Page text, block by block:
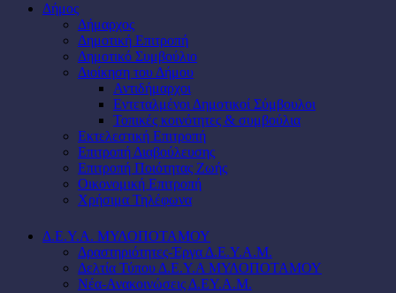
Δήμος
Δήμαρχος
Δημοτική Επιτροπή
Δημοτικό Συμβούλιο
Διοίκηση του Δήμου
Αντιδήμαρχοι
Εντεταλμένοι Δημοτικοί Σύμβουλοι
Τοπικές κοινότητες & συμβούλια
Εκτελεστική Επιτροπή
Επιτροπή Διαβούλευσης
Επιτροπή Ποιότητας Ζωής
Οικονομική Επιτροπή
Χρήσιμα Τηλέφωνα
Δ.Ε.Υ.Α. ΜΥΛΟΠΟΤΑΜΟΥ
Δραστηριότητες-Έργα Δ.Ε.Υ.Α.Μ.
Δελτία Τύπου Δ.Ε.Υ.Α ΜΥΛΟΠΟΤΑΜΟΥ
Νέα-Ανακοινώσεις Δ.ΕΥ.Α.Μ.